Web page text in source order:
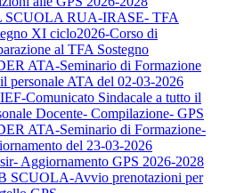
SCUOLA RUA-IRASE- TFA
XI ciclo2026-Corso di
al TFA Sostegno
ATA-Seminario di Formazione
personale ATA del 02-03-2026
Comunicato Sindacale a tutto il
Docente- Compilazione- GPS
ATA-Seminario di Formazione-
del 23-03-2026
Aggiornamento GPS 2026-2028
SCUOLA-Avvio prenotazioni per